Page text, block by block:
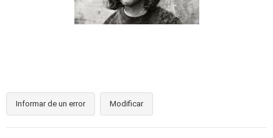
Informar de un error Modificar